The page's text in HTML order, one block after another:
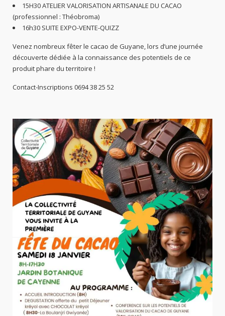
15H30 ATELIER VALORISATION ARTISANALE DU CACAO
(professionnel : Théobroma)
16h30 SUITE EXPO-VENTE-QUIZZ
Venez nombreux fêter le cacao de Guyane, lors d’une journée
découverte dédiée à la connaissance des potentiels de ce
produit phare du territoire !
Contact-Inscriptions 0694 38 25 52